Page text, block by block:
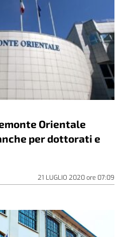
Orientale
per dottorati e
21 LUGLIO 2020ore 07:09